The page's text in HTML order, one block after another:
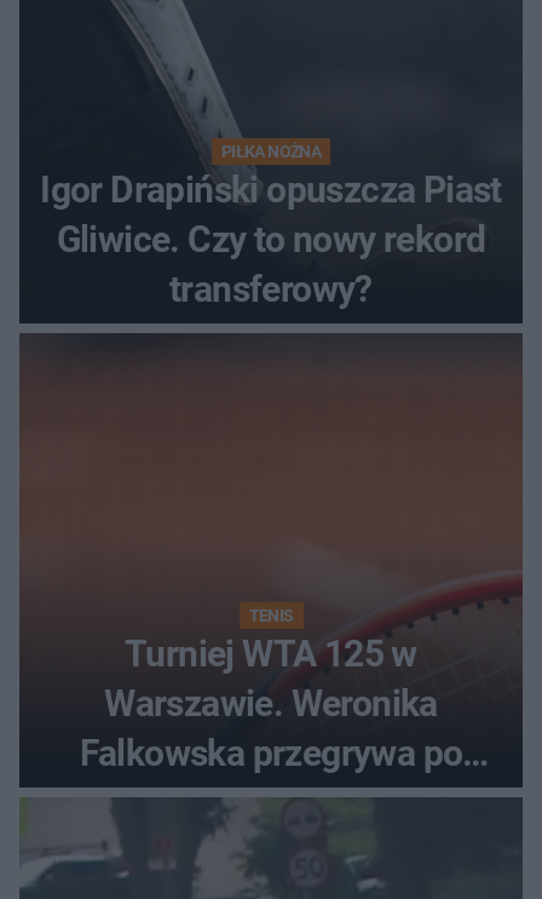
PIŁKA NOŻNA
Igor Drapiński opuszcza Piast
Gliwice. Czy to nowy rekord
transferowy?
TENIS
Turniej WTA 125 w
Warszawie. Weronika
Falkowska przegrywa po
zaciętym boju